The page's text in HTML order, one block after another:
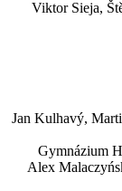
Viktor Sieja,
Jan Kulhavý,
Gymnázium
Alex